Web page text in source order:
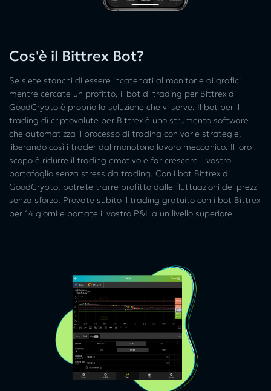
Cos'è il Bittrex Bot?
Se siete stanchi di essere incatenati al monitor e ai grafici
mentre cercate un profitto, il bot di trading per Bittrex di
GoodCrypto è proprio la soluzione che vi serve. Il bot per il
trading di criptovalute per Bittrex è uno strumento software
che automatizza il processo di trading con varie strategie,
liberando così i trader dal monotono lavoro meccanico. Il loro
scopo è ridurre il trading emotivo e far crescere il vostro
portafoglio senza stress da trading. Con i bot Bittrex di
GoodCrypto, potrete trarre profitto dalle fluttuazioni dei prezzi
senza sforzo. Provate subito il trading gratuito con i bot Bittrex
per 14 giorni e portate il vostro P&L a un livello superiore.